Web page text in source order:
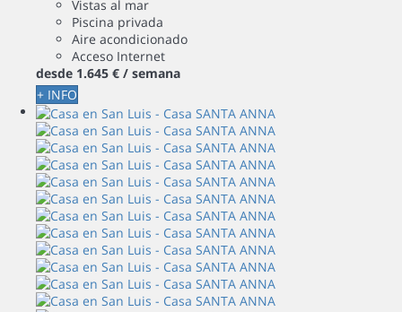
Vistas al mar
Piscina privada
Aire acondicionado
Acceso Internet
desde 1.645 € / semana
+ INFO